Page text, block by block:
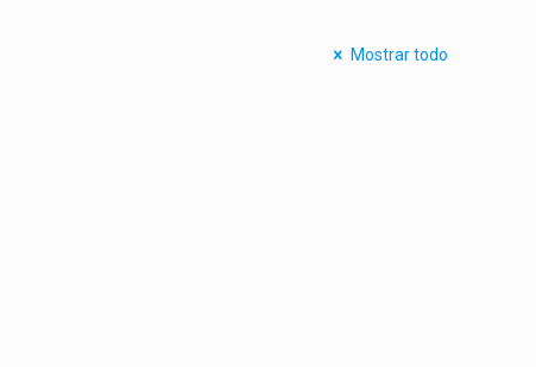
Mostrar todo